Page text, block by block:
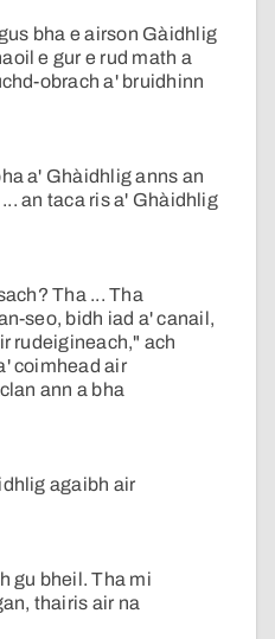
bha e airson Gàidhlig
e gur e rud math a
obrach a' bruidhinn
a' Ghàidhlig anns an
an taca ris a' Ghàidhlig
Tha ... Tha
seo, bidh iad a' canail,
rudeigineach," ach
coimhead air
ann a bha
agaibh air
gu bheil. Tha mi
thairis air na